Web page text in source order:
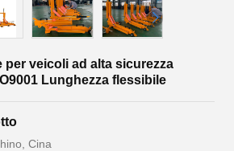
per veicoli ad alta sicurezza
Lunghezza flessibile
Cina